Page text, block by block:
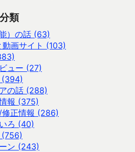
類
）の話 (63)
画サイト (103)
ュー (27)
(394)
の話 (288)
報 (375)
正情報 (286)
ろ (40)
(756)
ン (243)